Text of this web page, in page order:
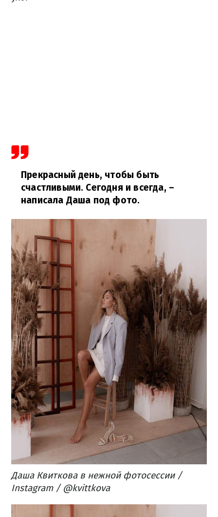
Прекрасный день, чтобы быть
счастливыми. Сегодня и всегда, –
написала Даша под фото.
Даша Квиткова в нежной фотосессии /
Instagram / @kvittkova